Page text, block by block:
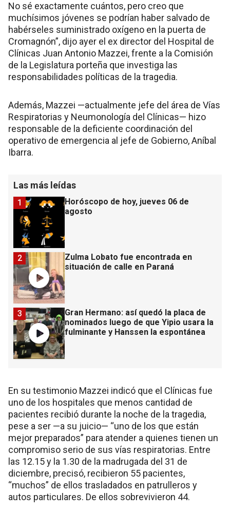
No sé exactamente cuántos, pero creo que
muchísimos jóvenes se podrían haber salvado de
habérseles suministrado oxígeno en la puerta de
Cromagnón”, dijo ayer el ex director del Hospital de
Clínicas Juan Antonio Mazzei, frente a la Comisión
de la Legislatura porteña que investiga las
responsabilidades políticas de la tragedia.
Además, Mazzei —actualmente jefe del área de Vías
Respiratorias y Neumonología del Clínicas— hizo
responsable de la deficiente coordinación del
operativo de emergencia al jefe de Gobierno, Aníbal
Ibarra.
Las más leídas
Horóscopo de hoy, jueves 06 de
agosto
1
Zulma Lobato fue encontrada en
situación de calle en Paraná
2
Gran Hermano: así quedó la placa de
nominados luego de que Yipio usara la
fulminante y Hanssen la espontánea
3
En su testimonio Mazzei indicó que el Clínicas fue
uno de los hospitales que menos cantidad de
pacientes recibió durante la noche de la tragedia,
pese a ser —a su juicio— “uno de los que están
mejor preparados” para atender a quienes tienen un
compromiso serio de sus vías respiratorias. Entre
las 12.15 y la 1.30 de la madrugada del 31 de
diciembre, precisó, recibieron 55 pacientes,
“muchos” de ellos trasladados en patrulleros y
autos particulares. De ellos sobrevivieron 44.